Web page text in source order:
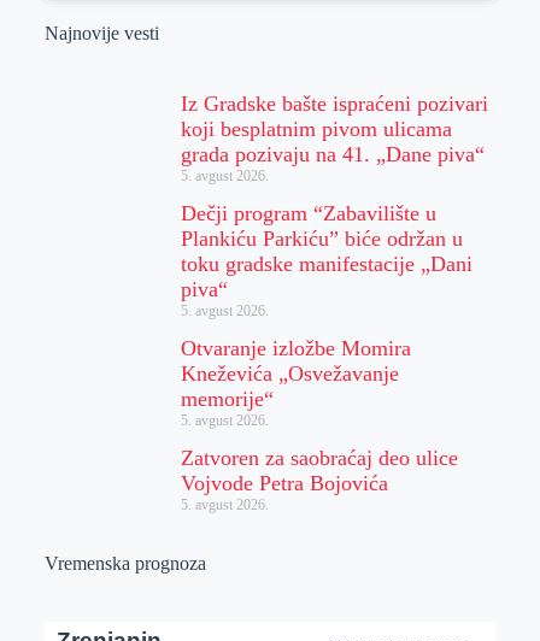
Najnovije vesti
Iz Gradske bašte ispraćeni pozivari
koji besplatnim pivom ulicama
grada pozivaju na 41. „Dane piva“
5. avgust 2026.
Dečji program “Zabavilište u
Plankiću Parkiću” biće održan u
toku gradske manifestacije „Dani
piva“
5. avgust 2026.
Otvaranje izložbe Momira
Kneževića „Osvežavanje
memorije“
5. avgust 2026.
Zatvoren za saobraćaj deo ulice
Vojvode Petra Bojovića
5. avgust 2026.
Vremenska prognoza